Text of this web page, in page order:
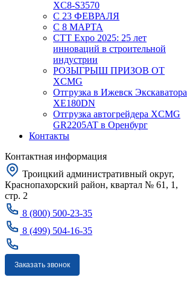
XC8-S3570
С 23 ФЕВРАЛЯ
С 8 МАРТА
CTT Expo 2025: 25 лет
инноваций в строительной
индустрии
РОЗЫГРЫШ ПРИЗОВ ОТ
XCMG
Отгрузка в Ижевск Экскаватора
XE180DN
Отгрузка автогрейдера XCMG
GR2205AT в Оренбург
Контакты
Контактная информация
Троицкий административный округ,
Краснопахорский район, квартал № 61, 1,
стр. 2
8 (800) 500-23-35
8 (499) 504-16-35
Заказать звонок